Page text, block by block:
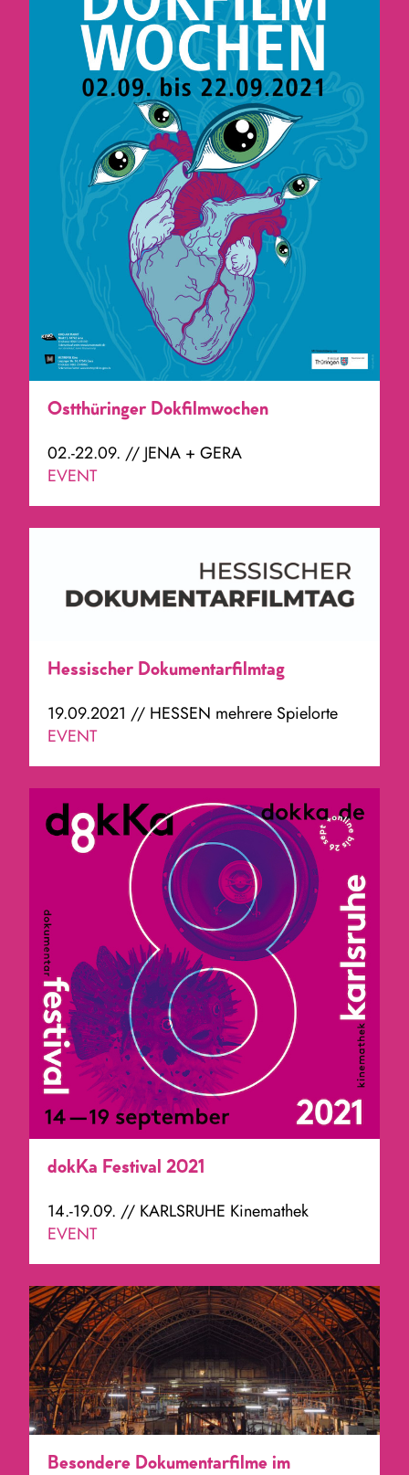
Ostthüringer Dokfilmwochen
02.-22.09. // JENA + GERA
EVENT
Hessischer Dokumentarfilmtag
19.09.2021 // HESSEN mehrere Spielorte
EVENT
dokKa Festival 2021
14.-19.09. // KARLSRUHE Kinemathek
EVENT
Besondere Dokumentarfilme im